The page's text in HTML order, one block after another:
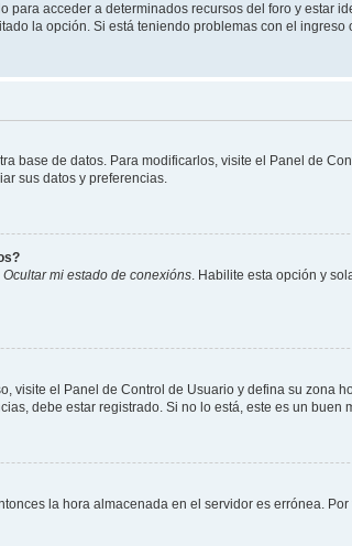
acceder a determinados recursos del foro y estar
la opción. Si está teniendo problemas con el
base de datos. Para modificarlos, visite el Panel de
sus datos y preferencias.
Ocultar mi estado de conexións. Habilite esta opción y
visite el Panel de Control de Usuario y defina su zona
debe estar registrado. Si no lo está, este es un buen
la hora almacenada en el servidor es errónea.